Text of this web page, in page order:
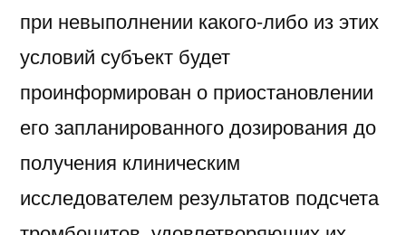
при невыполнении какого-либо из этих
условий субъект будет
проинформирован о приостановлении
его запланированного дозирования до
получения клиническим
исследователем результатов подсчета